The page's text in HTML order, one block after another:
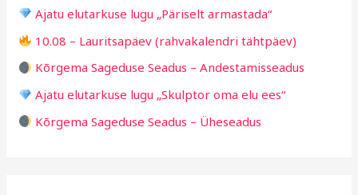
o
r
:
Ajatu elutarkuse lugu „Päriselt armastada“
10.08 – Lauritsapäev (rahvakalendri tähtpäev)
Kõrgema Sageduse Seadus – Andestamisseadus
Ajatu elutarkuse lugu „Skulptor oma elu ees“
Kõrgema Sageduse Seadus – Üheseadus
i
d